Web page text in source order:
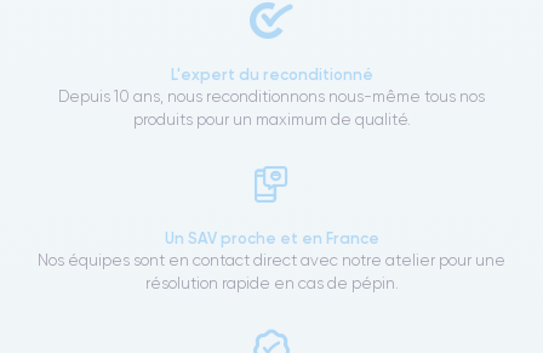
L'expert du reconditionné
Depuis 10 ans, nous reconditionnons nous-même tous nos
produits pour un maximum de qualité.
Un SAV proche et en France
Nos équipes sont en contact direct avec notre atelier pour une
résolution rapide en cas de pépin.